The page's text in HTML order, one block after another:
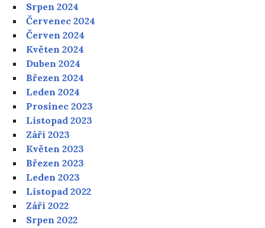
Srpen 2024
Červenec 2024
Červen 2024
Květen 2024
Duben 2024
Březen 2024
Leden 2024
Prosinec 2023
Listopad 2023
Září 2023
Květen 2023
Březen 2023
Leden 2023
Listopad 2022
Září 2022
Srpen 2022